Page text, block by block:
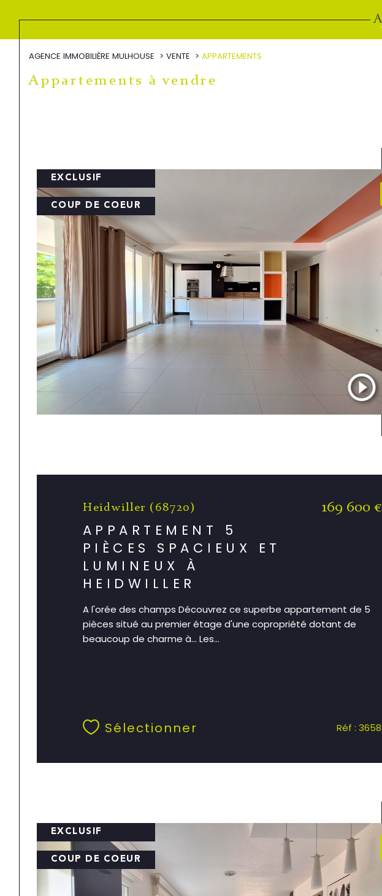
AGENCE IMMOBILIÈRE MULHOUSE VENTE APPARTEMENTS
Appartements à vendre
EXCLUSIF
COUP DE COEUR
Heidwiller (68720)
APPARTEMENT 5
PIÈCES SPACIEUX ET
LUMINEUX À
HEIDWILLER
169 600 €
A l'orée des champs Découvrez ce superbe appartement de 5
pièces situé au premier étage d'une copropriété dotant de
beaucoup de charme à... Les...
Sélectionner Réf : 3658
EXCLUSIF
COUP DE COEUR